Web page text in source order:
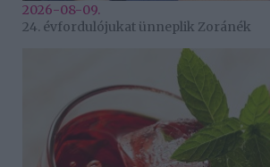
2026-08-09.
24. évfordulójukat ünneplik Zoránék